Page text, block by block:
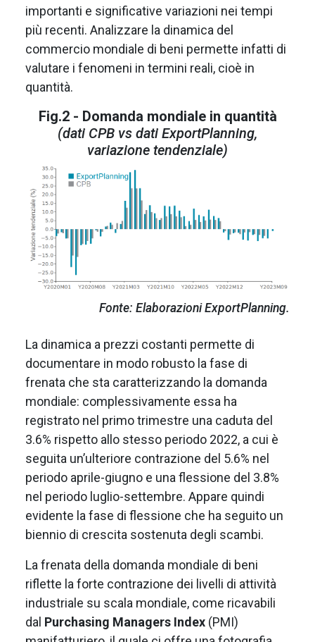
importanti e significative variazioni nei tempi
più recenti. Analizzare la dinamica del
commercio mondiale di beni permette infatti di
valutare i fenomeni in termini reali, cioè in
quantità.
Fig.2 - Domanda mondiale in quantità
(dati CPB vs dati ExportPlanning,
variazione tendenziale)
Fonte: Elaborazioni ExportPlanning.
La dinamica a prezzi costanti permette di
documentare in modo robusto la fase di
frenata che sta caratterizzando la domanda
mondiale: complessivamente essa ha
registrato nel primo trimestre una caduta del
3.6% rispetto allo stesso periodo 2022, a cui è
seguita un’ulteriore contrazione del 5.6% nel
periodo aprile-giugno e una flessione del 3.8%
nel periodo luglio-settembre. Appare quindi
evidente la fase di flessione che ha seguito un
biennio di crescita sostenuta degli scambi.
La frenata della domanda mondiale di beni
riflette la forte contrazione dei livelli di attività
industriale su scala mondiale, come ricavabili
dal Purchasing Managers Index (PMI)